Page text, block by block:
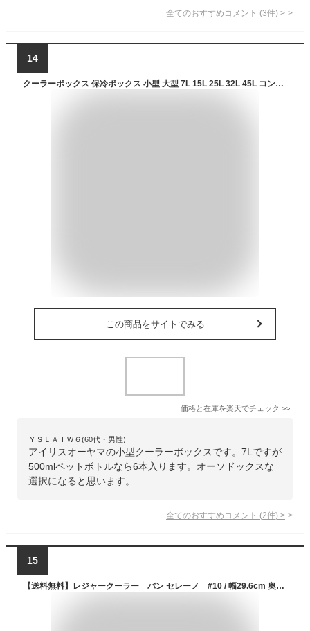
全てのおすすめコメント (3件) >
14
クーラーボックス 保冷ボックス 小型 大型 7L 15L 25L 32L 45L コンパクト ハード アウトドア キャンプ スポーツ レジャー ペットボトル 買い物 缶 飲み物 弁当 部活 ショルダーベルト付き BOX アイリスオーヤマ CL-7 CL-15 CL-20 CL-25 CL-32 CL-45 *
この商品をサイトでみる
価格と在庫を楽天でチェック >>
ＹＳＬＡＩＷ６(60代・男性)
アイリスオーヤマの小型クーラーボックスです。7Lですが
500mlペットボトルなら6本入ります。オーソドックスな
選択になると思います。
全てのおすすめコメント (2件) >
15
【送料無料】レジャークーラー バン セレーノ #10 / 幅29.6cm 奥行20cm 高さ27.3cm / クーラーボックス【レジャー アウトドア 釣り イベント 行事 スポーツ 部活 小型 防災 ストッカー キャンプ お弁当 水筒 カーキ ブルー 軽量 軽い ベルト 付属 部活 クラブ ゴルフ】